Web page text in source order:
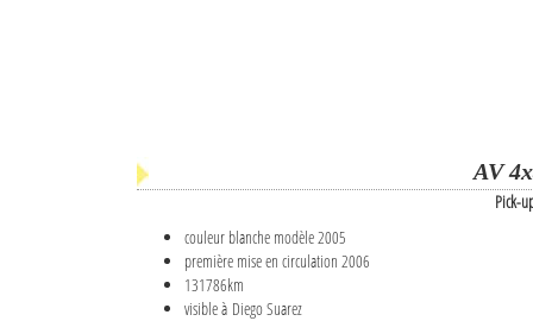
AV
Pick-
couleur blanche modèle 2005
première mise en circulation 2006
131786km
visible à Diego Suarez